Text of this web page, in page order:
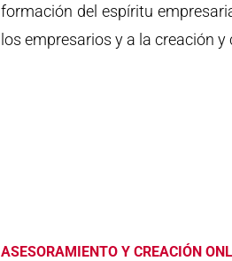
formación del espíritu
los empresarios y a la creación
ASESORAMIENTO Y CREACIÓN